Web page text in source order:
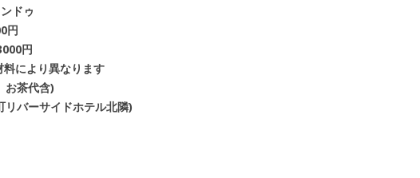
ドゥ
円
円
より異なります
代含)
バーサイドホテル北隣)